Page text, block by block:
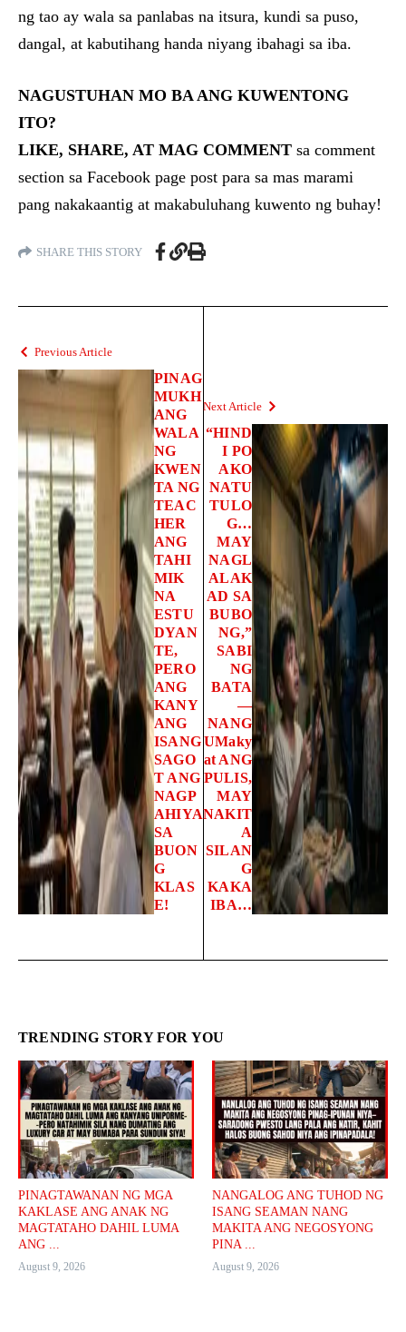
ng tao ay wala sa panlabas na itsura, kundi sa puso,
dangal, at kabutihang handa niyang ibahagi sa iba.
NAGUSTUHAN MO BA ANG KUWENTONG
ITO?
LIKE, SHARE, AT MAG COMMENT sa comment
section sa Facebook page post para sa mas marami
pang nakakaantig at makabuluhang kuwento ng buhay!
SHARE THIS STORY
Previous Article
PINAG
MUKH
ANG
WALA
NG
KWEN
TA NG
TEAC
HER
ANG
TAHI
MIK
NA
ESTU
DYAN
TE,
PERO
ANG
KANY
ANG
ISANG
SAGO
T ANG
NAGP
AHIYA
SA
BUON
G
KLAS
E!
Next Article
“HIND
I PO
AKO
NATU
TULO
G…
MAY
NAGL
ALAK
AD SA
BUBO
NG,”
SABI
NG
BATA
—
NANG
UMaky
at ANG
PULIS,
MAY
NAKIT
A
SILAN
G
KAKA
IBA…
TRENDING STORY FOR YOU
PINAGTAWANAN NG MGA
KAKLASE ANG ANAK NG
MAGTATAHO DAHIL LUMA
ANG ...
August 9, 2026
NANGALOG ANG TUHOD NG
ISANG SEAMAN NANG
MAKITA ANG NEGOSYONG
PINA ...
August 9, 2026